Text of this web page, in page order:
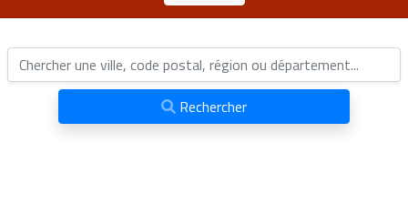
Rechercher